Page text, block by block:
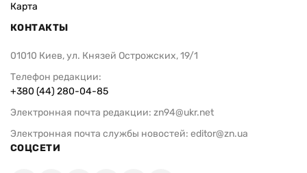
Карта
КОНТАКТЫ
01010 Киев, ул. Князей Острожских, 19/1
Телефон редакции:
+380 (44) 280-04-85
Электронная почта редакции: zn94@ukr.net
Электронная почта службы новостей: editor@zn.ua
СОЦСЕТИ